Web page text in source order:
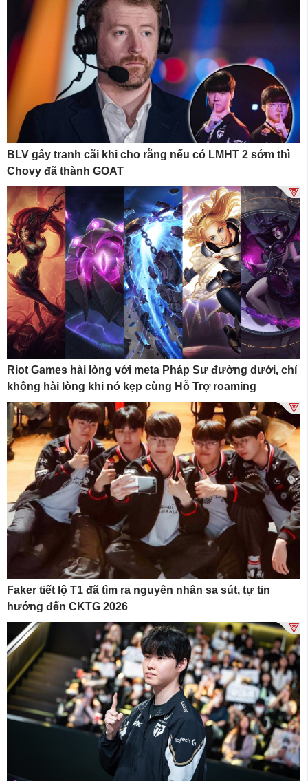
BLV gây tranh cãi khi cho rằng nếu có LMHT 2 sớm thì
Chovy đã thành GOAT
Riot Games hài lòng với meta Pháp Sư đường dưới, chỉ
không hài lòng khi nó kẹp cùng Hỗ Trợ roaming
Faker tiết lộ T1 đã tìm ra nguyên nhân sa sút, tự tin
hướng đến CKTG 2026